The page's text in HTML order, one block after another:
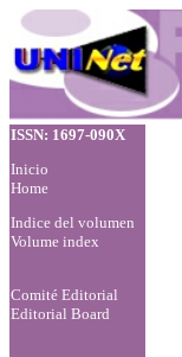
ISSN: 1697-090X
Inicio
Home
Indice del volumen
Volume index
Comité Editorial
Editorial Board